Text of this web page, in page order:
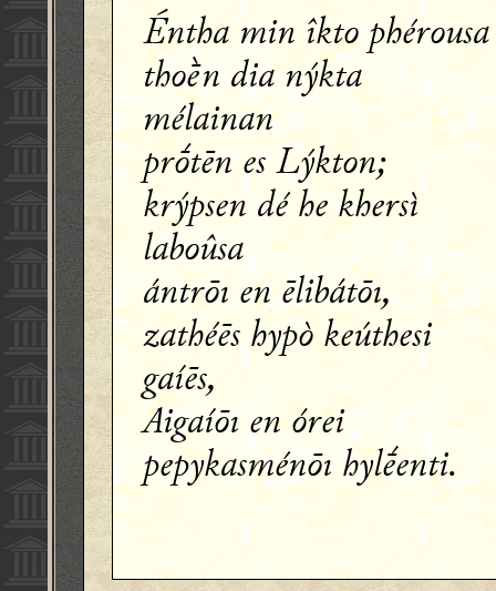
Éntha min îkto phérousa
thoḕn dia nýkta
mélainan
prṓtēn es Lýkton;
krýpsen dé he khersì
laboûsa
ántrōı en ēlibátōı,
zathéēs hypò keúthesi
gaíēs,
Aigaíōı en órei
pepykasménōı hylḗenti.